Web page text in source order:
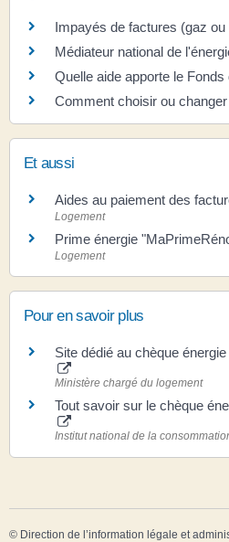
Impayés de factures (gaz
Médiateur national de
Quelle aide apporte le
Comment choisir ou
Et aussi
Aides au paiement des
Logement
Prime énergie
Logement
Pour en savoir plus
Site dédié au chèque énergie
Ministère chargé du logement
Tout savoir sur le chèque
Institut national de la
© Direction de l’information légale et